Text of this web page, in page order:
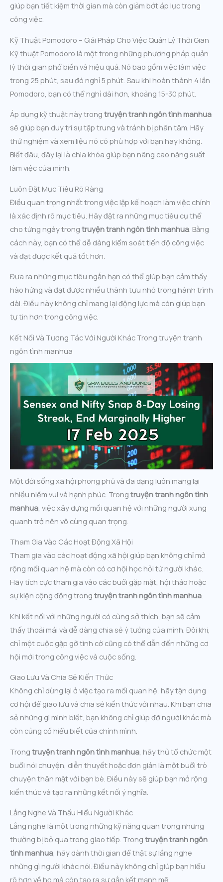
giúp bạn tiết kiệm thời gian mà còn giảm bớt áp lực trong
công việc.
Kỹ Thuật Pomodoro – Giải Pháp Cho Việc Quản Lý Thời Gian
Kỹ thuật Pomodoro là một trong những phương pháp quản
lý thời gian phổ biến và hiệu quả. Nó bao gồm việc làm việc
trong 25 phút, sau đó nghỉ 5 phút. Sau khi hoàn thành 4 lần
Pomodoro, bạn có thể nghỉ dài hơn, khoảng 15-30 phút.
Áp dụng kỹ thuật này trong truyện tranh ngôn tình manhua
sẽ giúp bạn duy trì sự tập trung và tránh bị phân tâm. Hãy
thử nghiệm và xem liệu nó có phù hợp với bạn hay không.
Biết đâu, đây lại là chìa khóa giúp bạn nâng cao năng suất
làm việc của mình.
Luôn Đặt Mục Tiêu Rõ Ràng
Điều quan trọng nhất trong việc lập kế hoạch làm việc chính
là xác định rõ mục tiêu. Hãy đặt ra những mục tiêu cụ thể
cho từng ngày trong truyện tranh ngôn tình manhua . Bằng
cách này, bạn có thể dễ dàng kiểm soát tiến độ công việc
và đạt được kết quả tốt hơn.
Đưa ra những mục tiêu ngắn hạn có thể giúp bạn cảm thấy
hào hứng và đạt được nhiều thành tựu nhỏ trong hành trình
dài. Điều này không chỉ mang lại động lực mà còn giúp bạn
tự tin hơn trong công việc.
Kết Nối Và Tương Tác Với Người Khác Trong truyện tranh
ngôn tình manhua
Một đời sống xã hội phong phú và đa dạng luôn mang lại
nhiều niềm vui và hạnh phúc. Trong truyện tranh ngôn tình
manhua , việc xây dựng mối quan hệ với những người xung
quanh trở nên vô cùng quan trọng.
Tham Gia Vào Các Hoạt Động Xã Hội
Tham gia vào các hoạt động xã hội giúp bạn không chỉ mở
rộng mối quan hệ mà còn có cơ hội học hỏi từ người khác.
Hãy tích cực tham gia vào các buổi gặp mặt, hội thảo hoặc
sự kiện cộng đồng trong truyện tranh ngôn tình manhua.
Khi kết nối với những người có cùng sở thích, bạn sẽ cảm
thấy thoải mái và dễ dàng chia sẻ ý tưởng của mình. Đôi khi,
chỉ một cuộc gặp gỡ tình cờ cũng có thể dẫn đến những cơ
hội mới trong công việc và cuộc sống.
Giao Lưu Và Chia Sẻ Kiến Thức
Không chỉ dừng lại ở việc tạo ra mối quan hệ, hãy tận dụng
cơ hội để giao lưu và chia sẻ kiến thức với nhau. Khi bạn chia
sẻ những gì mình biết, bạn không chỉ giúp đỡ người khác mà
còn củng cố hiểu biết của chính mình.
Trong truyện tranh ngôn tình manhua , hãy thử tổ chức một
buổi nói chuyện, diễn thuyết hoặc đơn giản là một buổi trò
chuyện thân mật với bạn bè. Điều này sẽ giúp bạn mở rộng
kiến thức và tạo ra những kết nối ý nghĩa.
Lắng Nghe Và Thấu Hiểu Người Khác
Lắng nghe là một trong những kỹ năng quan trọng nhưng
thường bị bỏ qua trong giao tiếp. Trong truyện tranh ngôn
tình manhua, hãy dành thời gian để thật sự lắng nghe
những gì người khác nói. Điều này không chỉ giúp bạn hiểu
rõ hơn về họ mà còn tạo ra sự gắn kết mạnh mẽ.